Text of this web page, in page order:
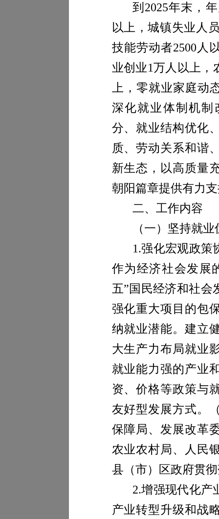
到 2025年末，
以上，城镇失业人
技能劳动者2500 人
业创业1万人以上，
上，零就业家庭动
深化就业体制机制
分、就业结构优化
质、劳动关系和谐
新生态，以高质量
朝阳篇章提供有力
二、工作内容
（一）坚持就
1.强化宏观政策
作为经济社会发展
五”国民经济和社会
强化重大项目的包
纳就业潜能。建立
大生产力布局就业
就业能力强的产业
资、价格等政策与
友好型发展方式。
保障局、发展改革
农业农村局、人民
县（市）区政府贯
2.增强现代化产
产业转型升级和战